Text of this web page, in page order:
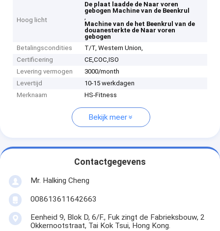
Hoog licht
De plaat laadde de Naar voren
gebogen Machine van de Beenkrul
,
Machine van de het Beenkrul van de
douanesterkte de Naar voren
gebogen
Betalingscondities
T/T, Western Union,
Certificering
CE,COC,ISO
Levering vermogen
3000/month
Levertijd
10-15 werkdagen
Merknaam
HS-Fitness
Bekijk meer
Contactgegevens
Mr. Halking Cheng
008613611642663
Eenheid 9, Blok D, 6/F., Fuk zingt de Fabrieksbouw, 2
Okkernootstraat, Tai Kok Tsui, Hong Kong.